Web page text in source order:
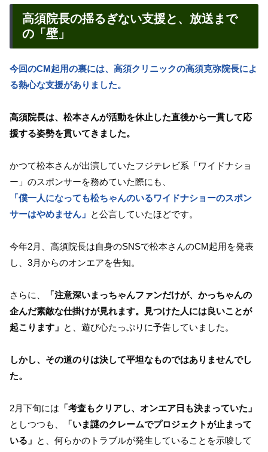
高須院長の揺るぎない支援と、放送まで
の「壁」
今回のCM起用の裏には、高須クリニックの高須克弥院長によ
る熱心な支援がありました。
高須院長は、松本さんが活動を休止した直後から一貫して応
援する姿勢を貫いてきました。
かつて松本さんが出演していたフジテレビ系「ワイドナショ
ー」のスポンサーを務めていた際にも、
「僕一人になっても松ちゃんのいるワイドナショーのスポン
サーはやめません」 と公言していたほどです。
今年2月、高須院長は自身のSNSで松本さんのCM起用を発表
し、3月からのオンエアを告知。
さらに、
「注意深いまっちゃんファンだけが、かっちゃんの
企んだ素敵な仕掛けが見れます。見つけた人には良いことが
起こります」 と、遊び心たっぷりに予告していました。
しかし、その道のりは決して平坦なものではありませんでし
た。
2月下旬には 「考査もクリアし、オンエア日も決まっていた」
としつつも、
「いま謎のクレームでプロジェクトが止まって
いる」 と、何らかのトラブルが発生していることを示唆して